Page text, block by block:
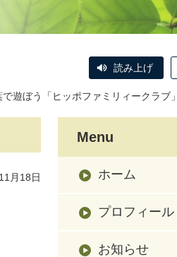
読み上げ
で遊ぼう「ヒッポファミリィークラ
月18日
Menu
ホーム
プロフィール
お知らせ